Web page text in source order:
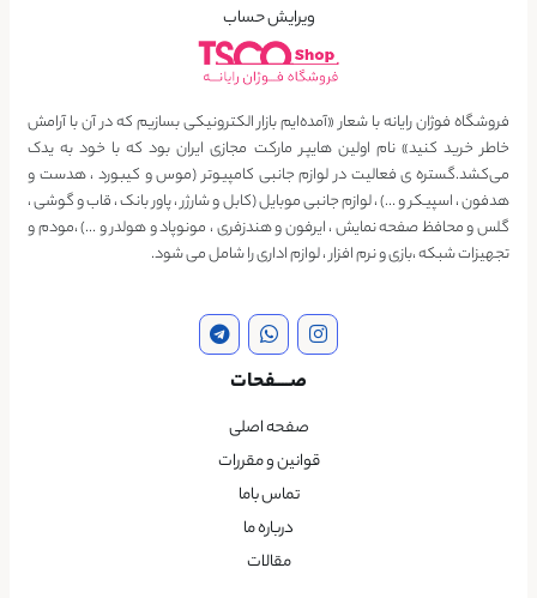
ویرایش حساب
فروشگاه فوژان رایانه با شعار «آمده‌ایم بازار الکترونیکی بسازیم که در آن با آرامش
خاطر خرید کنید» نام اولین هایپر مارکت مجازی ایران بود که با خود به یدک
می‌کشد.گستره ی فعالیت در لوازم جانبی کامپیوتر (موس و کیبورد ، هدست و
هدفون ، اسپیکر و …) ، لوازم جانبی موبایل (کابل و شارژر ، پاور بانک ، قاب و گوشی ،
گلس و محافظ صفحه نمایش ، ایرفون و هندزفری ، مونوپاد و هولدر و …) ،مودم و
تجهیزات شبکه ،بازی و نرم افزار ، لوازم اداری را شامل می شود.
صــــفحات
صفحه اصلی
قوانین و مقررات
تماس باما
درباره ما
مقالات